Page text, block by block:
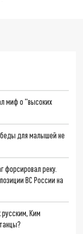
миф о "высоких
для малышей не
форсировал реку.
ВС России на
Ким